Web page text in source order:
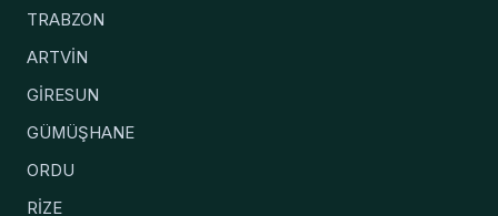
TRABZON
ARTVİN
GİRESUN
GÜMÜŞHANE
ORDU
RİZE